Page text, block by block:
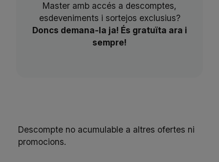
Master amb accés a descomptes,
esdeveniments i sortejos exclusius?
Doncs demana-la ja! És gratuïta ara i
sempre!
Descompte no acumulable a altres ofertes ni
promocions.